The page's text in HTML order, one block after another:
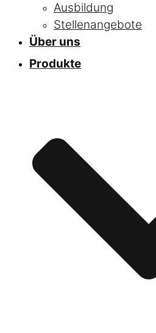
Ausbildung
Stellenangebote
Über uns
Produkte